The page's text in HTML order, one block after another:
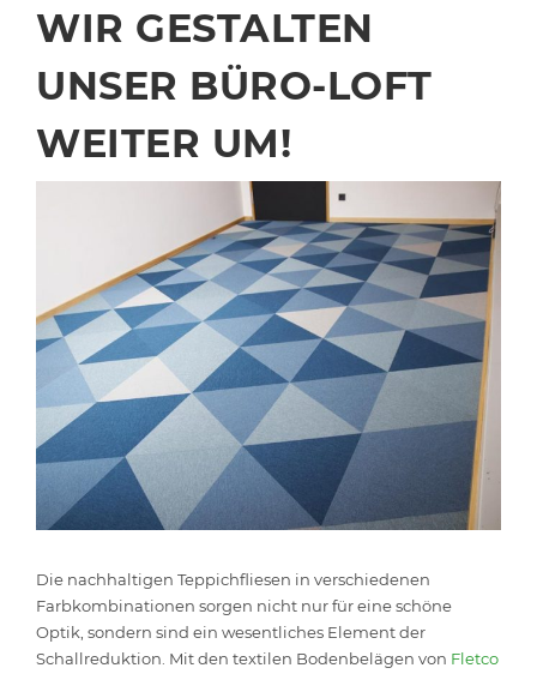
WIR GESTALTEN
UNSER BÜRO-LOFT
WEITER UM!
Die nachhaltigen Teppichfliesen in verschiedenen
Farbkombinationen sorgen nicht nur für eine schöne
Optik, sondern sind ein wesentliches Element der
Schallreduktion. Mit den textilen Bodenbelägen von Fletco